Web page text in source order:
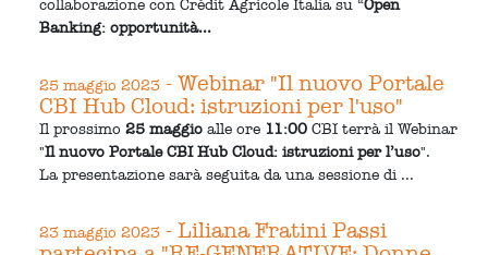
collaborazione con Crédit Agricole Italia su “Open
Banking: opportunità...
25 maggio 2023 - Webinar "Il nuovo Portale
CBI Hub Cloud: istruzioni per l'uso"
Il prossimo25 maggioalle ore 11:00 CBI terrà il Webinar
"Il nuovo Portale CBI Hub Cloud: istruzioni per l’uso".
La presentazione sarà seguita da una sessione di ...
23 maggio 2023 - Liliana Fratini Passi